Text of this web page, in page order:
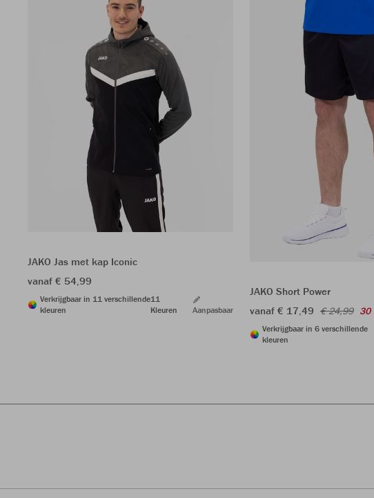
JAKO Jas met kap Iconic
vanaf € 54,99
Verkrijgbaar in 11 verschillende
kleuren
11
Kleuren
Aanpasbaar
JAKO Short Power
vanaf € 17,49 € 24,99 30
Verkrijgbaar in 6 verschillende
kleuren